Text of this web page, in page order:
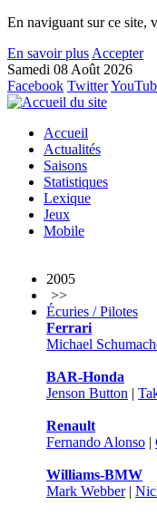
En naviguant sur ce site,
En savoir plus Accepter
Samedi 08 Août 2026
Facebook Twitter
Accueil
Actualités
Saisons
Statistiques
Lexique
Jeux
Mobile
2005
>>
Écuries / Pilotes
Ferrari
Michael
BAR-Honda
Jenson Button |
Renault
Fernando Alonso |
Williams-BMW
Mark Webber|